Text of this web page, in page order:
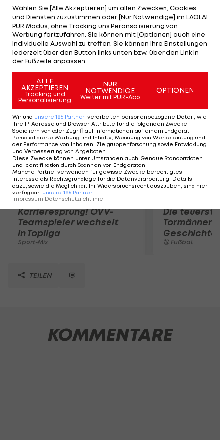
beruhigt allerdings die Eagles-Crew, es ist nichts
gebrochen. "Ich will sicher gehen, dass er wieder
fit wird. Hoffentich verletzt er sich nicht erneut",
so Head Coach Andy Reid. Vor elf Tagen hatte sich
Vick im ersten Preseason-Spiel am Daumen
verletzt.
Mehr zum Thema
Karrieresprung! ÖVV-
Teamspieler wechselt
in Topliga
Sport-Mix
Die
Tormänner
Geschichte
Fußball
TEILEN
KOMMENTARE
Wählen Sie [Alle Akzeptieren] um allen Zwecken, Cookies
und Diensten zuzustimmen oder [Nur Notwendige] im LAOLA1
PUR Modus, ohne Tracking uns Peronsalisierung von
Werbung fortzufahren. Sie können mit [Optionen] auch eine
individuelle Auswahl zu treffen. Sie können Ihre Einstellungen
jederzeit über den Button links unten bzw. über den Link in
der Fußzeile anpassen.
ALLE
AKZEPTIEREN
Tracking und
Personalisierung
NUR
NOTWENDIGE
Weiter mit PUR-Abo
OPTIONEN
Wir und unsere 186 Partner verarbeiten personenbezogene Daten, wie
Ihre IP-Adresse und Browser-Attribute für die folgenden Zwecke:
Speichern von oder Zugriff auf Informationen auf einem Endgerät;
Personalisierte Werbung und Inhalte, Messung von Werbeleistung und
der Performance von Inhalten, Zielgruppenforschung sowie Entwicklung
und Verbesserung von Angeboten.
Diese Zwecke können unter Umständen auch: Genaue Standortdaten
und Identifikation durch Scannen von Endgeräten.
Manche Partner verwenden für gewisse Zwecke berechtigtes
Interesse als Rechtsgrundlage für die Datenverarbeitung. Details
dazu, sowie die Möglichkeit Ihr Widerspruchsrecht auszuüben, sind hier
verfügbar: unsere 186 Partner
Impressum Datenschutzrichtlinie